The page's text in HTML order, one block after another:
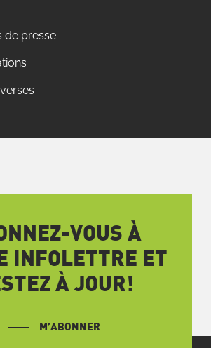
de presse
VOUS À
INFOLETTRE ET
À JOUR!
M’ABONNER